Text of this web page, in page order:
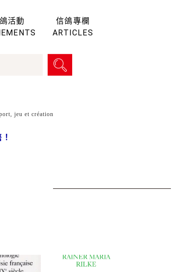
活動 信鴿專欄
ARTICLES
jeu et création